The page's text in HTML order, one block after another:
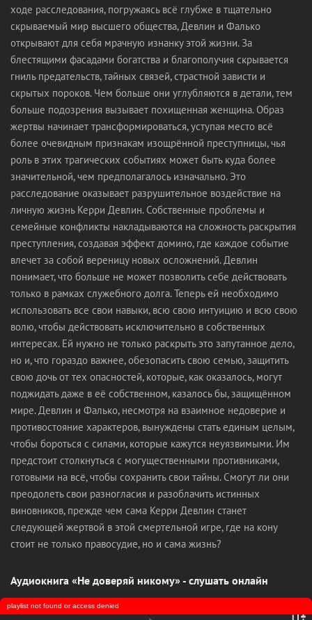
ходе расследования, погружаясь всё глубже в тщательно
скрываемый мир высшего общества, Девлин и Фалько
открывают для себя мрачную изнанку этой жизни. За
блестящими фасадами богатства и благополучия скрывается
гниль предательств, тайных связей, страстной зависти и
скрытых пороков. Чем больше они углубляются в детали, тем
больше подозрения вызывает похищенная женщина. Образ
жертвы начинает трансформироваться, уступая место всё
более очевидным признакам изощрённой преступницы, чья
роль в этих трагических событиях может быть куда более
значительной, чем предполагалось изначально. Это
расследование оказывает разрушительное воздействие на
личную жизнь Керри Девлин. Собственные проблемы и
семейные конфликты накладываются на сложность раскрытия
преступления, создавая эффект домино, где каждое событие
влечет за собой вереницу новых осложнений. Девлин
понимает, что больше не может позволить себе действовать
только в рамках служебного долга. Теперь ей необходимо
использовать все свои навыки, всю свою интуицию и всю свою
волю, чтобы действовать исключительно в собственных
интересах. Ей нужно не только раскрыть это запутанное дело,
но и, что гораздо важнее, обезопасить свою семью, защитить
свою дочь от тех опасностей, которые, как оказалось, могут
поджидать даже в её собственном, казалось бы, защищённом
мире. Девлин и Фалько, несмотря на взаимное недоверие и
противостояние характеров, вынуждены стать единым целым,
чтобы бороться с силами, которые кажутся неуязвимыми. Им
предстоит столкнуться с могущественными противниками,
готовыми на всё, чтобы сохранить свои тайны. Смогут ли они
преодолеть свои разногласия и разоблачить истинных
виновников, прежде чем сама Керри Девлин станет
следующей жертвой в этой смертельной игре, где на кону
стоит не только правосудие, но и сама жизнь?
Аудиокнига «Не доверяй никому» - слушать онлайн
playlist not found or access denied